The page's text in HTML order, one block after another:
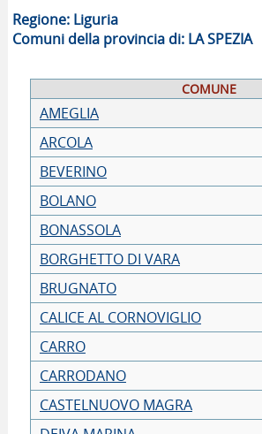
Regione: Liguria
Comuni della provincia di: LA SPEZIA
COMUNE
AMEGLIA
ARCOLA
BEVERINO
BOLANO
BONASSOLA
BORGHETTO DI VARA
BRUGNATO
CALICE AL CORNOVIGLIO
CARRO
CARRODANO
CASTELNUOVO MAGRA